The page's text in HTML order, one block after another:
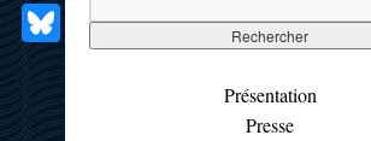
Présentation
Presse
Pinterest
Bluesky